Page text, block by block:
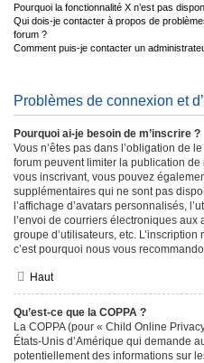
Pourquoi la fonctionnalité X n’est pas
Qui dois-je contacter à propos de
forum ?
Comment puis-je contacter un
Problèmes de connexion et
Pourquoi ai-je besoin de m’inscrire ?
Vous n’êtes pas dans l’obligation de
forum peuvent limiter la publication
vous inscrivant, vous pouvez
supplémentaires qui ne sont pas
l’affichage d’avatars personnalisés,
l’envoi de courriers électroniques aux
groupe d’utilisateurs, etc.
c’est pourquoi nous vous
Haut
Qu’est-ce que la COPPA ?
La COPPA (pour « Child Online
États-Unis d’Amérique qui demande
potentiellement des informations sur